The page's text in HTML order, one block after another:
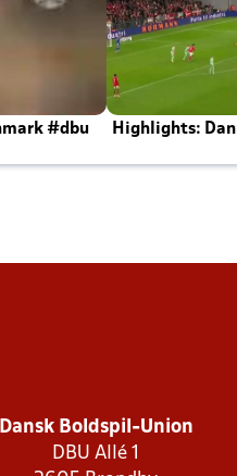
#dbu
Highlights:
Dansk Boldspil-Union
DBU Allé 1